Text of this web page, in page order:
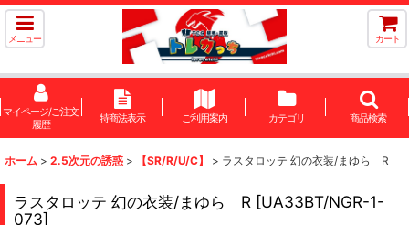
メニュー カート
マイページ/ご注文
履歴
特商法表示 ご利用案内 カテゴリ 商品検索
ホーム > 2.5次元の誘惑 > 【SR/R/U/C】 > ラスタロッテ 幻の衣装/まゆら R
ラスタロッテ 幻の衣装/まゆら R [UA33BT/NGR-1-
073]